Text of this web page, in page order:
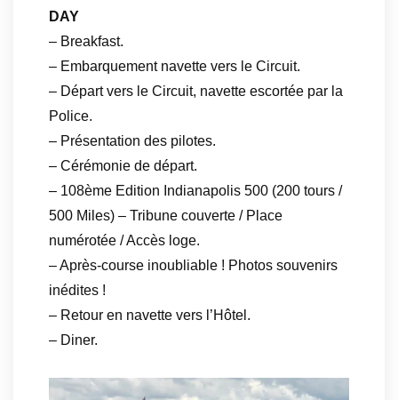
DAY
– Breakfast.
– Embarquement navette vers le Circuit.
– Départ vers le Circuit, navette escortée par la
Police.
– Présentation des pilotes.
– Cérémonie de départ.
– 108ème Edition Indianapolis 500 (200 tours /
500 Miles) – Tribune couverte / Place
numérotée / Accès loge.
– Après-course inoubliable ! Photos souvenirs
inédites !
– Retour en navette vers l’Hôtel.
– Diner.